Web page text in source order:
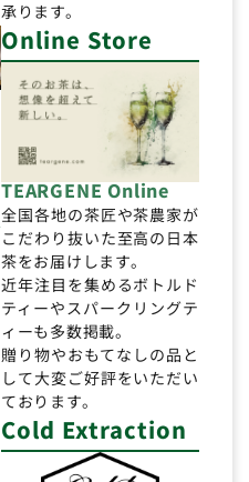
承ります。
Online Store
TEARGENE Online
全国各地の茶匠や茶農家が
こだわり抜いた至高の日本
茶をお届けします。
近年注目を集めるボトルド
ティーやスパークリングテ
ィーも多数掲載。
贈り物やおもてなしの品と
して大変ご好評をいただい
ております。
Cold Extraction